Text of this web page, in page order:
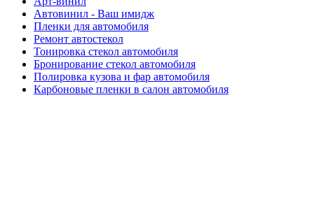
Автовинил - Ваш имидж
Пленки для автомобиля
Ремонт автостекол
Тонировка стекол автомобиля
Бронирование стекол автомобиля
Полировка кузова и фар автомобиля
Карбоновые пленки в салон автомобиля